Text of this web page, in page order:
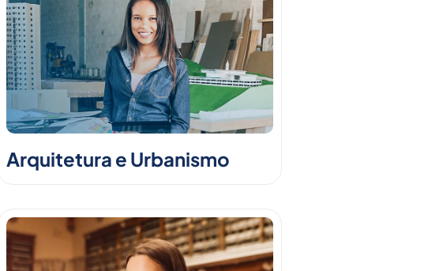
Arquitetura e Urbanismo